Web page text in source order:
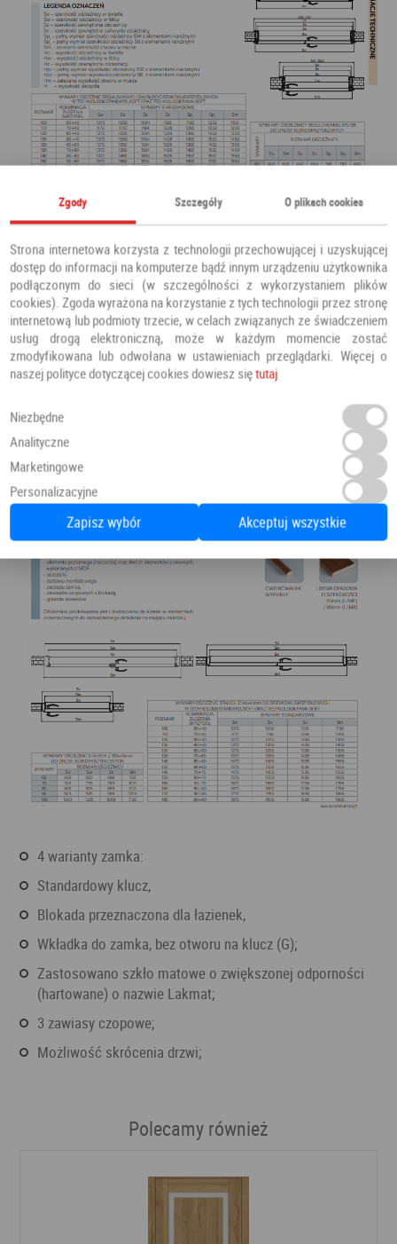
4 warianty zamka:
standardowy klucz,
blokada przeznaczona dla łazienek,
wkładka do zamka, bez otworu na klucz (G);
zastosowano szkło matowe o zwiększonej odporności
(hartowane) o nazwie Lakmat;
3 zawiasy czopowe;
Możliwość skrócenia drzwi;
Polecamy również
Zgody Szczegóły O plikach cookies
Strona internetowa korzysta z technologii przechowującej i uzyskującej
dostęp do informacji na komputerze bądź innym urządzeniu użytkownika
podłączonym do sieci (w szczególności z wykorzystaniem plików
cookies). Zgoda wyrażona na korzystanie z tych technologii przez stronę
internetową lub podmioty trzecie, w celach związanych ze świadczeniem
usług drogą elektroniczną, może w każdym momencie zostać
zmodyfikowana lub odwołana w ustawieniach przeglądarki. Więcej o
naszej polityce dotyczącej cookies dowiesz siętutaj
Niezbędne
Analityczne
Marketingowe
Personalizacyjne
Zapisz wybór Akceptuj wszystkie